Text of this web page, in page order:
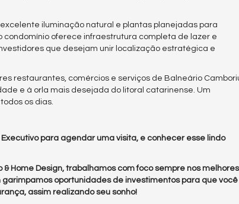
iluminação natural e plantas planejadas para
oferece infraestrutura completa de lazer e
que desejam unir localização estratégica e
restaurantes, comércios e serviços de Balneário
e à orla mais desejada do litoral catarinense. Um
os dias.
para agendar uma visita, e conhecer esse lindo
Home Design, trabalhamos com foco sempre nos melhores
oportunidades de investimentos para que você
assim realizando seu sonho!